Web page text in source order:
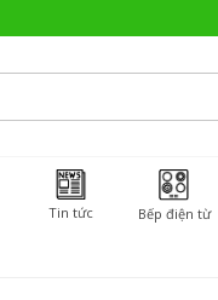
Tin tức Bếp điện từ